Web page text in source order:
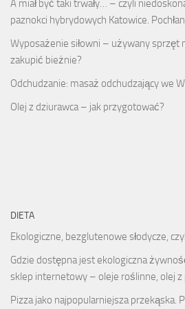
A miał być taki trwały… – czyli
paznokci hybrydowych Katowice.
Wyposażenie siłowni – używany sprzęt
zakupić bieżnie?
Odchudzanie: masaż odchudzający we
Olej z dziurawca – jak przygotować?
DIETA
Ekologiczne, bezglutenowe słodycze,
Gdzie dostępna jest ekologiczna
sklep internetowy – oleje roślinne, olej z
Pizza jako najpopularniejsza przekąska.